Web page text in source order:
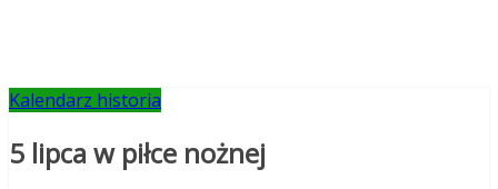
Kalendarz historia
5 lipca w piłce nożnej